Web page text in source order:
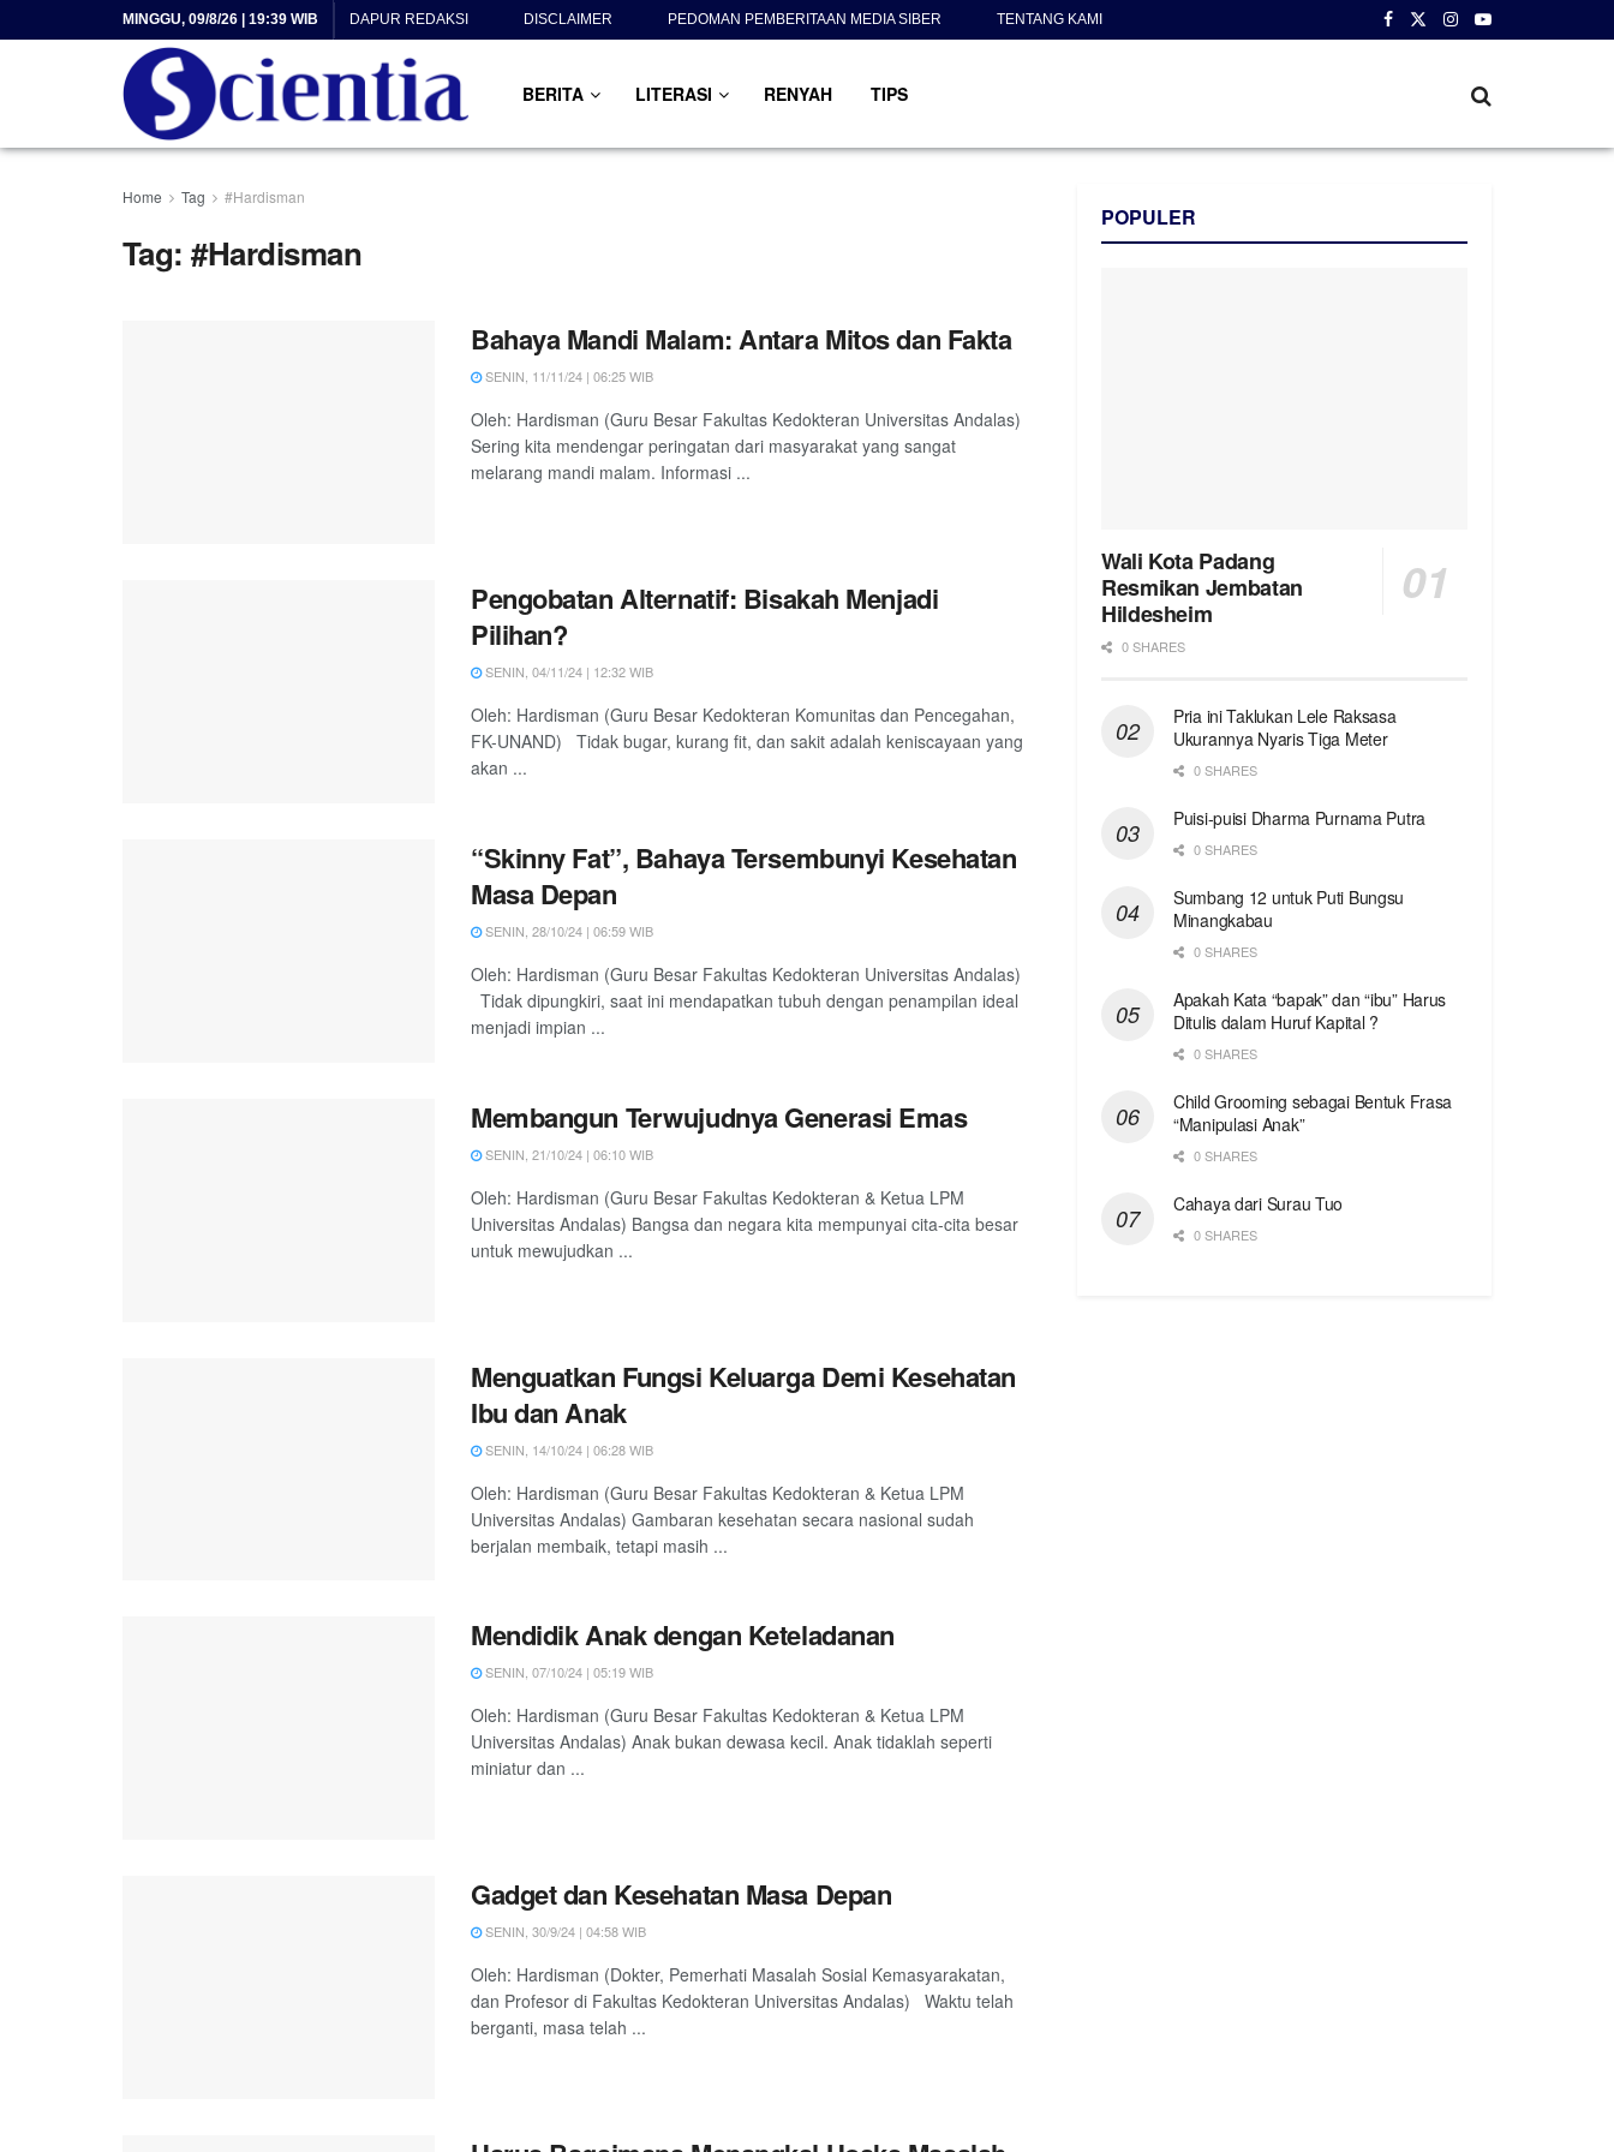
MINGGU, 09/8/26 | 19:39 WIB DAPUR REDAKSI DISCLAIMER PEDOMAN PEMBERITAAN MEDIA SIBER TENTANG KAMI
BERITA LITERASI RENYAH TIPS
Home Tag #Hardisman
Tag:#Hardisman
Bahaya Mandi Malam: Antara Mitos dan Fakta
SENIN, 11/11/24 | 06:25 WIB
Oleh: Hardisman (Guru Besar Fakultas Kedokteran Universitas Andalas)
Sering kita mendengar peringatan dari masyarakat yang sangat
melarang mandi malam. Informasi ...
Pengobatan Alternatif: Bisakah Menjadi
Pilihan?
SENIN, 04/11/24 | 12:32 WIB
Oleh: Hardisman (Guru Besar Kedokteran Komunitas dan Pencegahan,
FK-UNAND) Tidak bugar, kurang fit, dan sakit adalah keniscayaan yang
akan ...
“Skinny Fat”, Bahaya Tersembunyi Kesehatan
Masa Depan
SENIN, 28/10/24 | 06:59 WIB
Oleh: Hardisman (Guru Besar Fakultas Kedokteran Universitas Andalas)
Tidak dipungkiri, saat ini mendapatkan tubuh dengan penampilan ideal
menjadi impian ...
Membangun Terwujudnya Generasi Emas
SENIN, 21/10/24 | 06:10 WIB
Oleh: Hardisman (Guru Besar Fakultas Kedokteran & Ketua LPM
Universitas Andalas) Bangsa dan negara kita mempunyai cita-cita besar
untuk mewujudkan ...
Menguatkan Fungsi Keluarga Demi Kesehatan
Ibu dan Anak
SENIN, 14/10/24 | 06:28 WIB
Oleh: Hardisman (Guru Besar Fakultas Kedokteran & Ketua LPM
Universitas Andalas) Gambaran kesehatan secara nasional sudah
berjalan membaik, tetapi masih ...
Mendidik Anak dengan Keteladanan
SENIN, 07/10/24 | 05:19 WIB
Oleh: Hardisman (Guru Besar Fakultas Kedokteran & Ketua LPM
Universitas Andalas) Anak bukan dewasa kecil. Anak tidaklah seperti
miniatur dan ...
Gadget dan Kesehatan Masa Depan
SENIN, 30/9/24 | 04:58 WIB
Oleh: Hardisman (Dokter, Pemerhati Masalah Sosial Kemasyarakatan,
dan Profesor di Fakultas Kedokteran Universitas Andalas) Waktu telah
berganti, masa telah ...
POPULER
Wali Kota Padang
Resmikan Jembatan
Hildesheim
0 SHARES
Pria ini Taklukan Lele Raksasa
Ukurannya Nyaris Tiga Meter
0 SHARES
Puisi-puisi Dharma Purnama Putra
0 SHARES
Sumbang 12 untuk Puti Bungsu
Minangkabau
0 SHARES
Apakah Kata “bapak” dan “ibu” Harus
Ditulis dalam Huruf Kapital ?
0 SHARES
Child Grooming sebagai Bentuk Frasa
“Manipulasi Anak”
0 SHARES
Cahaya dari Surau Tuo
0 SHARES